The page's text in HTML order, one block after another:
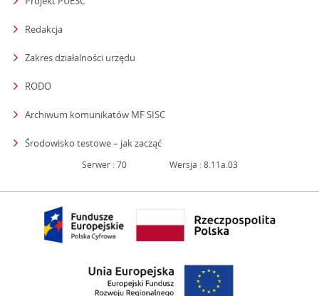
Redakcja
Zakres działalności urzędu
RODO
Archiwum komunikatów MF SISC
Środowisko testowe – jak zacząćstrona otwiera się w nowym oknie
Serwer : 70 Wersja : 8.11a.03